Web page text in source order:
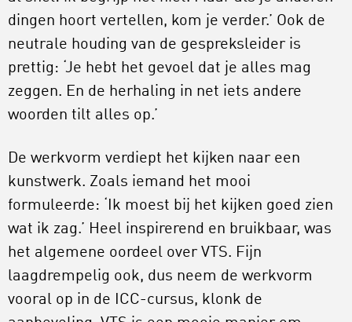
dingen hoort vertellen, kom je verder.’ Ook de
neutrale houding van de gespreksleider is
prettig: ‘Je hebt het gevoel dat je alles mag
zeggen. En de herhaling in net iets andere
woorden tilt alles op.’
De werkvorm verdiept het kijken naar een
kunstwerk. Zoals iemand het mooi
formuleerde: ‘Ik moest bij het kijken goed zien
wat ik zag.’ Heel inspirerend en bruikbaar, was
het algemene oordeel over VTS. Fijn
laagdrempelig ook, dus neem de werkvorm
vooral op in de ICC-cursus, klonk de